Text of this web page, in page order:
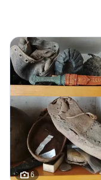
6